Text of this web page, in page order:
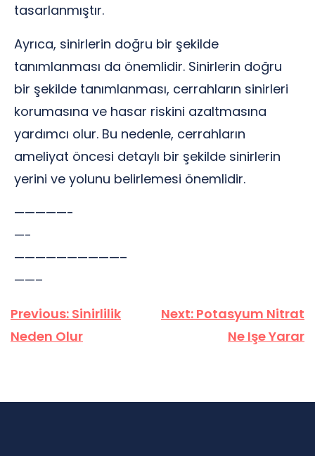
tasarlanmıştır.
Ayrıca, sinirlerin doğru bir şekilde
tanımlanması da önemlidir. Sinirlerin doğru
bir şekilde tanımlanması, cerrahların sinirleri
korumasına ve hasar riskini azaltmasına
yardımcı olur. Bu nedenle, cerrahların
ameliyat öncesi detaylı bir şekilde sinirlerin
yerini ve yolunu belirlemesi önemlidir.
—————-
—-
——————————–
——–
Yazı
gezinmesi
Previous: Sinirlilik
Neden Olur
Next: Potasyum Nitrat
Ne Işe Yarar